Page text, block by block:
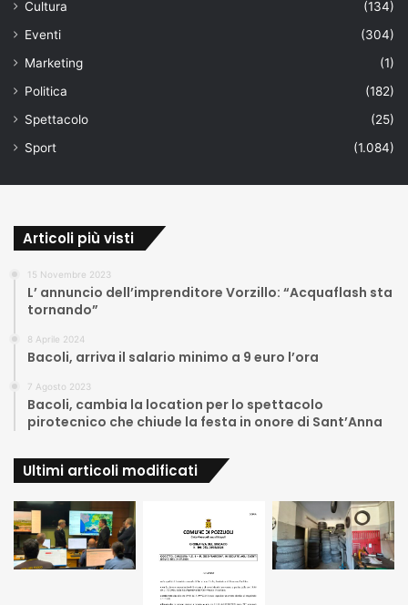
Cultura
(134)
Eventi
(304)
Marketing
(1)
Politica
(182)
Spettacolo
(25)
Sport
(1.084)
Articoli più visti
15 Novembre 2023
L’ annuncio dell’imprenditore Vorzillo: “Acquaflash sta
tornando”
8 Aprile 2024
Bacoli, arriva il salario minimo a 9 euro l’ora
7 Agosto 2023
Bacoli, cambia la location per lo spettacolo
pirotecnico che chiude la festa in onore di Sant’Anna
Ultimi articoli modificati